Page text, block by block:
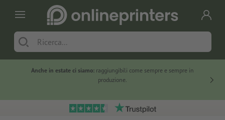
Anche in estate ci siamo: raggiungibili come sempre e sempre in
produzione.